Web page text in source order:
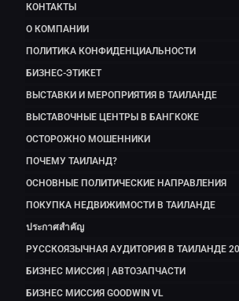
КОНТАКТЫ
О КОМПАНИИ
ПОЛИТИКА КОНФИДЕНЦИАЛЬНОСТИ
БИЗНЕС-ЭТИКЕТ
ВЫСТАВКИ И МЕРОПРИЯТИЯ В ТАИЛАНДЕ
ВЫСТАВОЧНЫЕ ЦЕНТРЫ В БАНГКОКЕ
ОСТОРОЖНО МОШЕННИКИ
ПОЧЕМУ ТАИЛАНД?
ОСНОВНЫЕ ПОЛИТИЧЕСКИЕ НАПРАВЛЕНИЯ
ПОКУПКА НЕДВИЖИМОСТИ В ТАИЛАНДЕ
ประกาศสำคัญ
РУССКОЯЗЫЧНАЯ АУДИТОРИЯ В ТАИЛАНДЕ
БИЗНЕС МИССИЯ | АВТОЗАПЧАСТИ
БИЗНЕС МИССИЯ GOODWIN VL